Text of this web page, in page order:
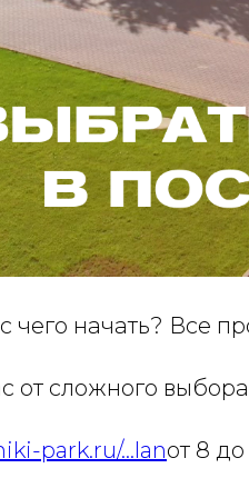
чего начать? Все
от сложного
park.ru/...lanот 8 до